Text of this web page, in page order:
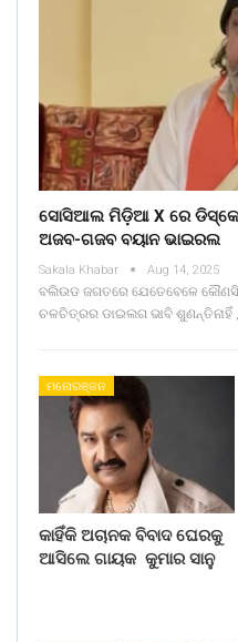
ସୋସିଆଲ ମିଡ଼ିଆ X ରେ ଡିସ୍କୋ
ଅଜବ-ଗଜବ ବୟାନ ଭାଇରଲ
Sakala Khabar Aug 14, 2025
ବଲିଉଡ ଜଗତରେ ଯେତେବେଳେ କୌଣସି
ଚଳଚିତ୍ରର ଡାଇଲଗ ଭାବି ଶୁଣନ୍ତିନାହିଁ
ମନୋରଞ୍ଜନ
କାହିଁକି ଅଚାନକ ବିବାଦ ଘେରକୁ
ଆସିଲେ ଗାୟକ କୁମାର ସାନୁ